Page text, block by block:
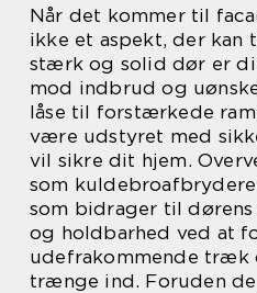
Når det kommer til
ikke et aspekt, der kan
stærk og solid dør er
mod indbrud og
låse til forstærkede
være udstyret med
vil sikre dit hjem.
som
som bidrager til dørens
og holdbarhed ved at
udefrakommende
trænge ind. Foruden